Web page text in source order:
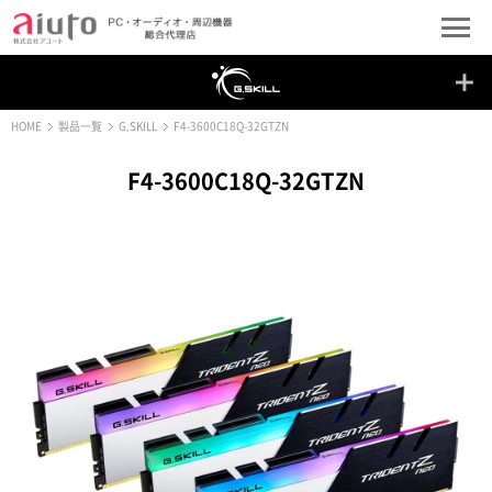
HOME 製品一覧 G.SKILL F4-3600C18Q-32GTZN
F4-3600C18Q-32GTZN